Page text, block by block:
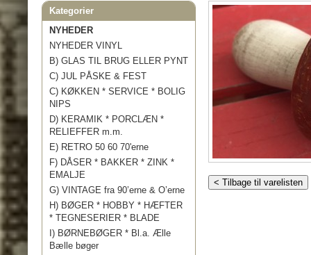
Kategorier
NYHEDER
NYHEDER VINYL
B) GLAS TIL BRUG ELLER PYNT
C) JUL PÅSKE & FEST
C) KØKKEN * SERVICE * BOLIG
NIPS
D) KERAMIK * PORCLÆN *
RELIEFFER m.m.
E) RETRO 50 60 70'erne
F) DÅSER * BAKKER * ZINK *
EMALJE
G) VINTAGE fra 90’erne & O’erne
H) BØGER * HOBBY * HÆFTER
* TEGNESERIER * BLADE
I) BØRNEBØGER * Bl.a. Ælle
Bælle bøger
< Tilbage til varelisten